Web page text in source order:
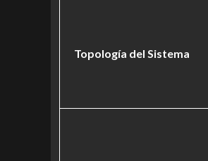
Topología del Sistema